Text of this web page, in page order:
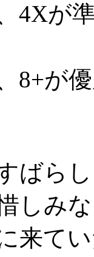
4Xが
8+が
ばら
しみ
来て